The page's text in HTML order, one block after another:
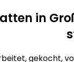
in
gekocht,